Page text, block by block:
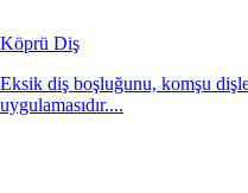
Köprü Diş
Eksik diş boşluğunu, komşu
uygulamasıdır....